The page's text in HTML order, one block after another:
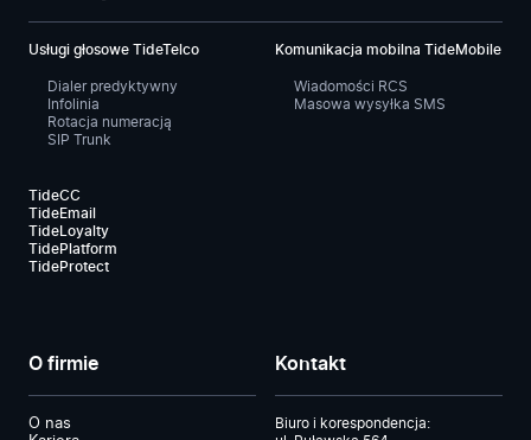
Usługi głosowe TideTelco
Dialer predyktywny
Infolinia
Rotacja numeracją
SIP Trunk
Komunikacja mobilna TideMobile
Wiadomości RCS
Masowa wysyłka SMS
TideCC
TideEmail
TideLoyalty
TidePlatform
TideProtect
O firmie
O nas
Kontakt
Biuro i korespondencja: